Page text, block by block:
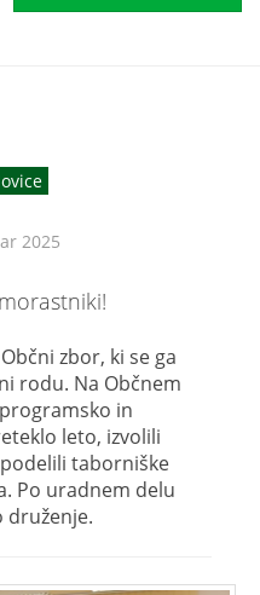
2025
zbor, ki se ga
rodu. Na Občnem
in
leto, izvolili
taborniške
Po uradnem delu
druženje.